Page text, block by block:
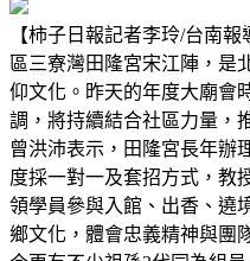
【柿子日報記者李玲/台南
區三寮灣田隆宮宋江陣，是
仰文化。昨天的年度大廟會
調，將持續結合社區力量，
曾洪沛表示，田隆宮長年辦
度採一對一及套招方式，教
領學員參與入館、出香、遶
鄉文化，體會忠義精神與團